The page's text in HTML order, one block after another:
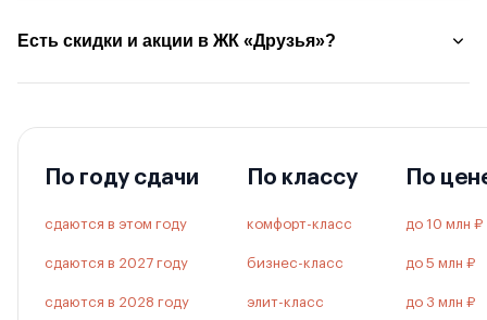
Есть скидки и акции в ЖК «Друзья»?
По году сдачи
сдаются в этом году
сдаются в 2027 году
сдаются в 2028 году
По классу
комфорт-класс
бизнес-класс
элит-класс
По
до 10 млн ₽
до 5 млн ₽
до 3 млн ₽